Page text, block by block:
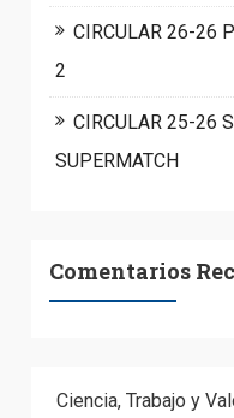
CIRCULAR 26-26
2
CIRCULAR 25-26
SUPERMATCH
Comentarios
Ciencia, Trabajo y